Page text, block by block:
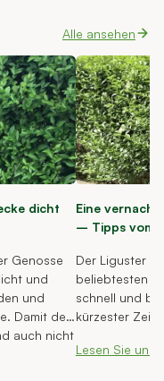
Alle ansehen
dicht
Genosse
und
und
Damit der
auch nicht
wie Sie
Eine
– Tipps vom
Der Liguster
beliebtesten
schnell und
kürzester Zeit
pro Jahr
Lesen Sie